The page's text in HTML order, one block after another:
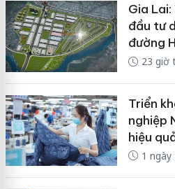
Gia
đầu tư
đường
23 giờ
Triển
nghiệp
hiệu
1